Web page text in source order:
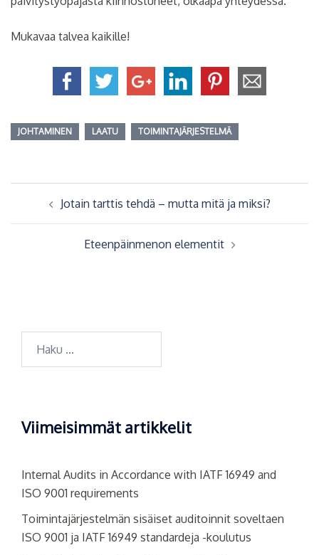
Mukavaa talvea kaikille!
JOHTAMINEN LAATU TOIMINTAJÄRJESTELMÄ
selaus Jotain tarttis tehdä – mutta mitä ja miksi?
Eteenpäinmenon elementit
Haku:
Viimeisimmät artikkelit
Internal Audits in Accordance with IATF 16949 and
ISO 9001 requirements
Toimintajärjestelmän sisäiset auditoinnit soveltaen
ISO 9001 ja IATF 16949 standardeja -koulutus